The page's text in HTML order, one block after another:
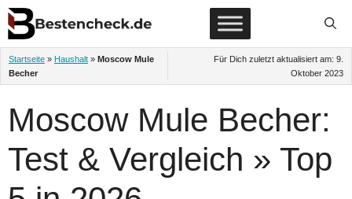
Zum
Inhalt
springen
Startseite » Haushalt » Moscow Mule
Becher
Für Dich zuletzt aktualisiert am: 9.
Oktober 2023
Moscow Mule Becher:
Test & Vergleich » Top